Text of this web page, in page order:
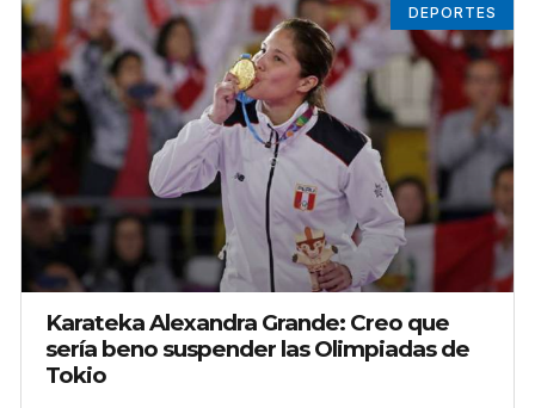
DEPORTES
Karateka Alexandra Grande: Creo que
sería beno suspender las Olimpiadas de
Tokio